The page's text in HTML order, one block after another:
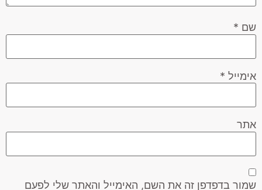
שם *
אימייל *
אתר
שמור בדפדפן זה את השם, האימייל והאתר שלי לפעם